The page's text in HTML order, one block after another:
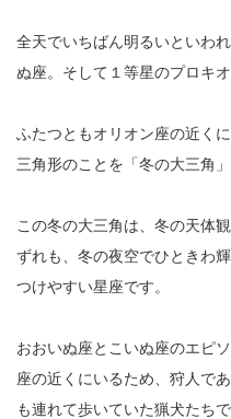
全天でいちばん明るいといわ
ぬ座。そして１等星のプロキ
ふたつともオリオン座の近く
三角形のことを「冬の大三角」
この冬の大三角は、冬の天体
ずれも、冬の夜空でひときわ
つけやすい星座です。
おおいぬ座とこいぬ座のエピ
座の近くにいるため、狩人で
も連れて歩いていた猟犬たち